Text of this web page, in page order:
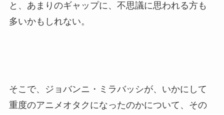
と、あまりのギャップに、不思議に思われる方も
多いかもしれない。
そこで、ジョバンニ・ミラバッシが、いかにして
重度のアニメオタクになったのかについて、その